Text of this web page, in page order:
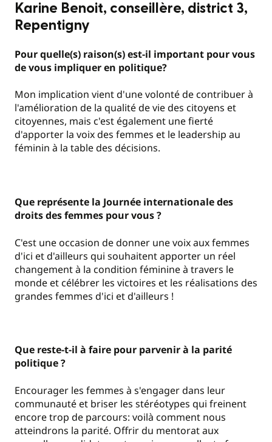
Karine Benoit, conseillère, district 3,
Repentigny
Pour quelle(s) raison(s) est-il important pour vous
de vous impliquer en politique?
Mon implication vient d'une volonté de contribuer à
l'amélioration de la qualité de vie des citoyens et
citoyennes, mais c'est également une fierté
d'apporter la voix des femmes et le leadership au
féminin à la table des décisions.
Que représente la Journée internationale des
droits des femmes pour vous ?
C'est une occasion de donner une voix aux femmes
d'ici et d'ailleurs qui souhaitent apporter un réel
changement à la condition féminine à travers le
monde et célébrer les victoires et les réalisations des
grandes femmes d'ici et d'ailleurs !
Que reste-t-il à faire pour parvenir à la parité
politique ?
Encourager les femmes à s'engager dans leur
communauté et briser les stéréotypes qui freinent
encore trop de parcours: voilà comment nous
atteindrons la parité. Offrir du mentorat aux